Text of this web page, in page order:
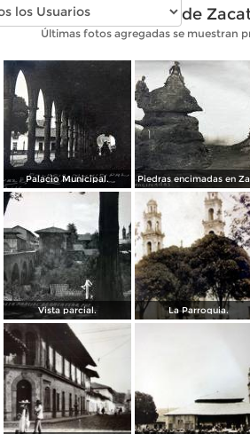
Fotos antiguas de
Últimas fotos agregadas se muestran
Palacio Municipal.
Vista parcial. La Parroquia.